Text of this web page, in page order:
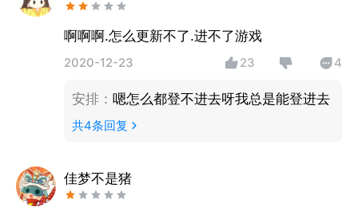
啊啊啊.怎么更新不了.进不了游戏
2020-12-23 23 4
安排： 嗯怎么都登不进去呀我总是能登进去
共4条回复
佳梦不是猪